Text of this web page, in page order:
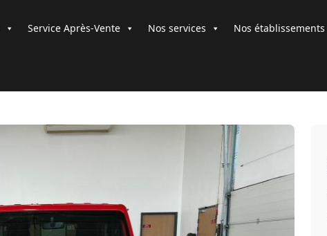
Service Après-Vente Nos services Nos établissements